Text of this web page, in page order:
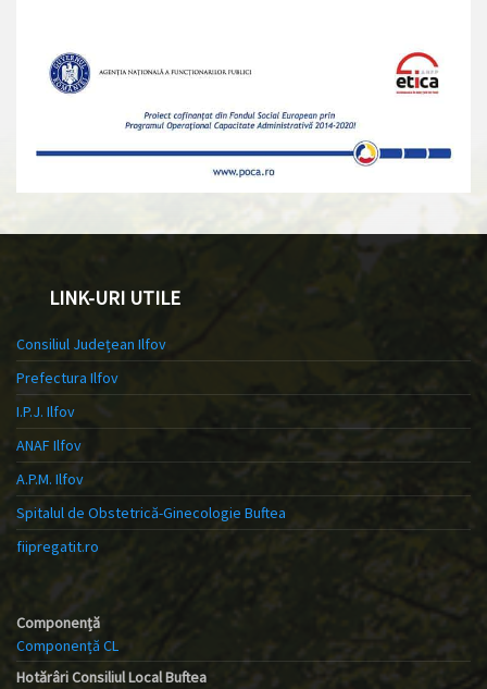
LINK-URI UTILE
Consiliul Județean Ilfov
Prefectura Ilfov
I.P.J. Ilfov
ANAF Ilfov
A.P.M. Ilfov
Spitalul de Obstetrică-Ginecologie Buftea
fiipregatit.ro
Componență
Componență CL
Hotărâri Consiliul Local Buftea